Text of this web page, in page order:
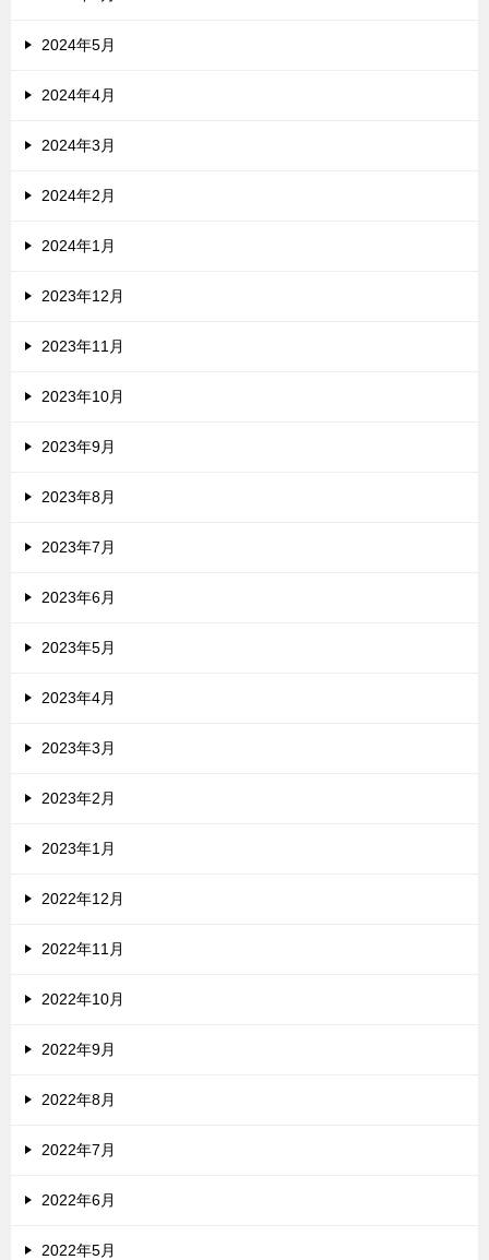
2024年5月
2024年4月
2024年3月
2024年2月
2024年1月
2023年12月
2023年11月
2023年10月
2023年9月
2023年8月
2023年7月
2023年6月
2023年5月
2023年4月
2023年3月
2023年2月
2023年1月
2022年12月
2022年11月
2022年10月
2022年9月
2022年8月
2022年7月
2022年6月
2022年5月